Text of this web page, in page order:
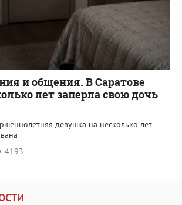
и общения. В Саратове
лет заперла свою дочь
девушка на несколько лет
4193